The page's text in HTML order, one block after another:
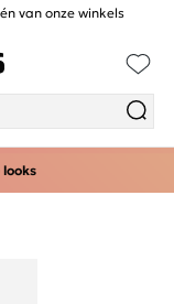
van onze winkels